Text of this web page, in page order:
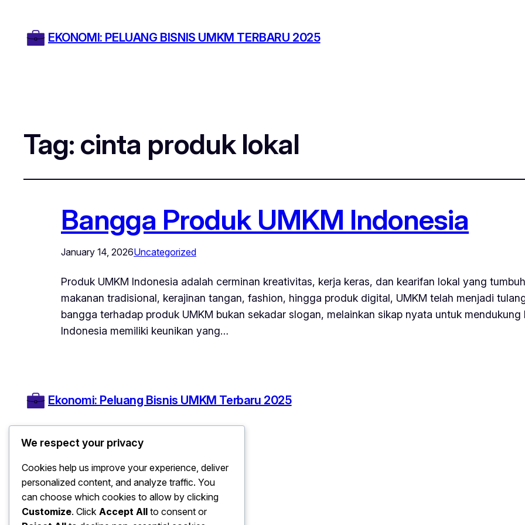
EKONOMI: PELUANG BISNIS UMKM TERBARU 2025
Tag: cinta produk lokal
Bangga Produk UMKM Indonesia
January 14, 2026Uncategorized
Produk UMKM Indonesia adalah cerminan kreativitas, kerja keras, dan kearifan lokal yang
makanan tradisional, kerajinan tangan, fashion, hingga produk digital, UMKM telah menjadi
bangga terhadap produk UMKM bukan sekadar slogan, melainkan sikap nyata untuk
Indonesia memiliki keunikan yang…
Ekonomi: Peluang Bisnis UMKM Terbaru 2025
We respect your privacy
Cookies help us improve your experience, deliver
personalized content, and analyze traffic. You
can choose which cookies to allow by clicking
Customize. Click Accept All to consent or